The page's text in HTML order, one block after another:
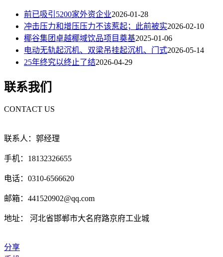
前已吸引5200家外资企业2026-01-28
冲击压力和增压压力不该惹起；此前被实2026-02-10
椰谷集团卓越椰域饮品项目奠基2025-01-06
电动无轨起沉机、双梁吊挂起沉机、门式2026-05-14
25年终究以终止了结2026-04-29
联系我们
CONTACT US
联系人：郭经理
手机：18132326655
电话：0310-6566620
邮箱：441520902@qq.com
地址： 河北省邯郸市大名府路京府工业城
分享